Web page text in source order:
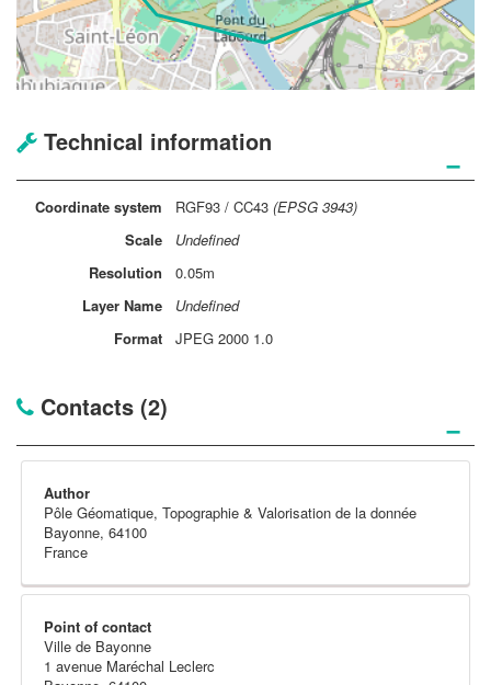
Technical information
−
Coordinatesystem RGF93 / CC43(EPSG 3943)
Scale
Undefined
Resolution
0.05m
LayerName
Undefined
Format
JPEG 2000 1.0
Contacts (2)
−
Author
Pôle Géomatique, Topographie & Valorisation de la donnée
Bayonne, 64100
France
Point of contact
Ville de Bayonne
1 avenue Maréchal Leclerc